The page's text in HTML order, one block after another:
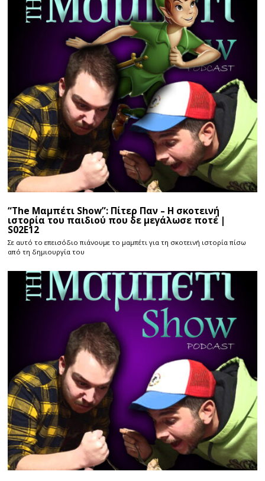
“The Μαμπέτι Show”: Πίτερ Παν – Η σκοτεινή
ιστορία του παιδιού που δε μεγάλωσε ποτέ |
S02E12
Σε αυτό το επεισόδιο πιάνουμε το μαμπέτι για τη σκοτεινή ιστορία πίσω
από τη δημιουργία του